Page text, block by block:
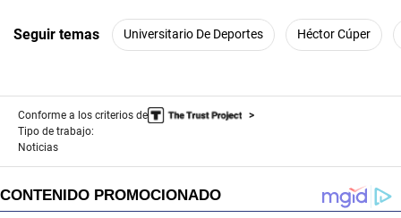
Seguir temas Universitario De Deportes Héctor Cúper
Conforme a los criterios de
Tipo de trabajo:
Noticias